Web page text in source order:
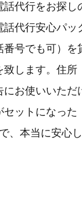
代行をお探し
代行安心パッ
号でも可）を
します。住所
お使いいただ
ットになった
、本当に安心